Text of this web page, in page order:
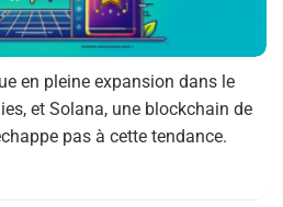
en pleine expansion dans le
et Solana, une blockchain de
pas à cette tendance.